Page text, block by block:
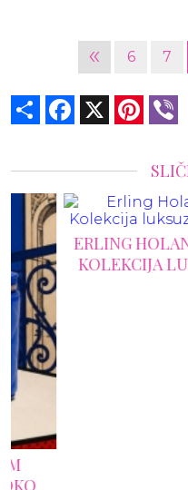
« 6 7
Share Facebook
ERLING HOLAND
KOLEKCIJA